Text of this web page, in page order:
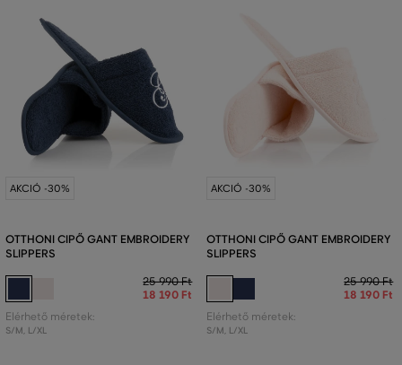
AKCIÓ -30%
OTTHONI CIPŐ GANT EMBROIDERY
SLIPPERS
25 990 Ft
18 190 Ft
Elérhető méretek:
S/M, L/XL
AKCIÓ -30%
OTTHONI CIPŐ GANT EMBROIDERY
SLIPPERS
25 990 Ft
18 190 Ft
Elérhető méretek:
S/M, L/XL